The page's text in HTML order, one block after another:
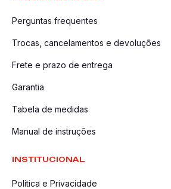
Perguntas frequentes
Trocas, cancelamentos e devoluções
Frete e prazo de entrega
Garantia
Tabela de medidas
Manual de instruções
INSTITUCIONAL
Política e Privacidade